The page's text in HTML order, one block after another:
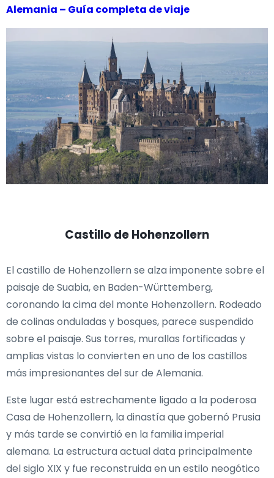
Alemania – Guía completa de viaje
Castillo de Hohenzollern
El castillo de Hohenzollern se alza imponente sobre el
paisaje de Suabia, en Baden-Württemberg,
coronando la cima del monte Hohenzollern. Rodeado
de colinas onduladas y bosques, parece suspendido
sobre el paisaje. Sus torres, murallas fortificadas y
amplias vistas lo convierten en uno de los castillos
más impresionantes del sur de Alemania.
Este lugar está estrechamente ligado a la poderosa
Casa de Hohenzollern, la dinastía que gobernó Prusia
y más tarde se convirtió en la familia imperial
alemana. La estructura actual data principalmente
del siglo XIX y fue reconstruida en un estilo neogótico